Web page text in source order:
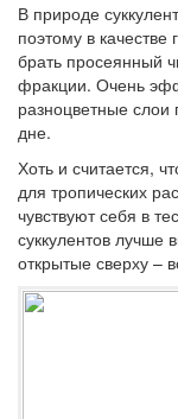
В природе
поэтому в
брать просеянный
фракции. Очень
разноцветные слои
дне.
Хоть и считается,
для тропических
чувствуют себя в
суккулентов
открытые сверху –